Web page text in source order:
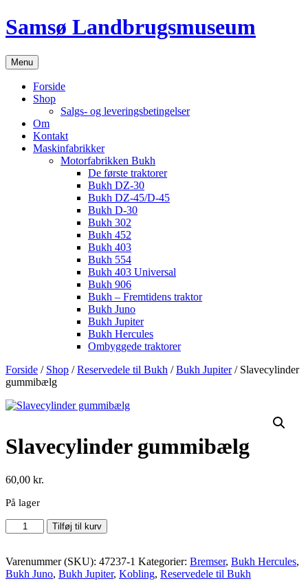
Hop
til
Samsø Landbrugsmuseum
Menu
Forside
Shop
Salgs- og leveringsbetingelser
Om
Kontakt
Maskinfabrikker
Motorfabrikken Bukh
De første traktorer
Bukh DZ-30
Bukh DZ-45/D-45
Bukh D-30
Bukh 302
Bukh 452
Bukh 403
Bukh 554
Bukh 403 Universal
Bukh 906
Bukh – Fremtidens traktor
Bukh Juno
Bukh Jupiter
Bukh Hercules
Ombyggede traktorer
Forside / Shop /Reservedele til Bukh /Bukh Jupiter/ Slavecylinder
gummibælg
Slavecylinder gummibælg
60,00 kr.
På lager
Slavecylinder
gummibælg
Tilføj til kurv
Varenummer (SKU): 47237-1 Kategorier: Bremser, Bukh Hercules,
Bukh Juno, Bukh Jupiter, Kobling, Reservedele til Bukh